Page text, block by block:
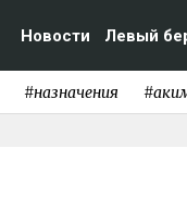
Новости Левый
#назначения